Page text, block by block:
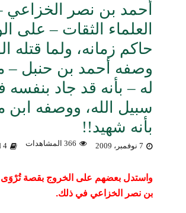
أحمد بن نصر الخزاعي
العلماء الثقات – على
حاكم زمانه، ولما قتله
وصفه أحمد بن حنبل –
له – بأنه قد جاد بنفسه
سبيل الله، ووصفه ابن
بأنه شهيد!!
7 نوفمبر، 2009 366 المشاهدات 4 Min Read
واستدل بعضهم على الخروج بقصة
بن نصر الخزاعي في ذلك.